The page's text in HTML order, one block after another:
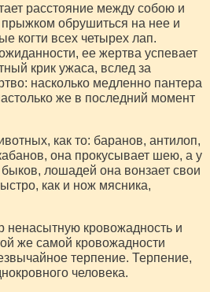
расстояние между собою и
обрушиться на нее и
когти всех четырех лап.
ее жертва успевает
крик ужаса, вслед за
насколько медленно пантера
же в последний момент
как то: баранов, антилоп,
она прокусывает шею, а у
быков, лошадей она вонзает свои
как и нож мясника,
ненасытную кровожадность и
же самой кровожадности
терпение. Терпение,
человека.